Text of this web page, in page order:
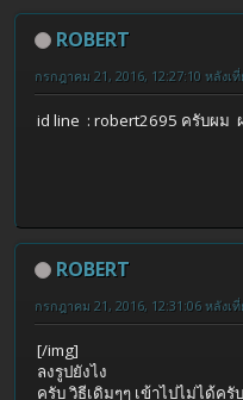
ROBERT
กรกฎาคม 21, 2016, 12:27:10 หลังเที่
id line : robert2695 ครับผม
ROBERT
กรกฎาคม 21, 2016, 12:31:06 หลังเที่
[/img]
ลงรูปยังไง
ครับ วิธีเดิมๆๆ เข้าไปไม่ได้ค